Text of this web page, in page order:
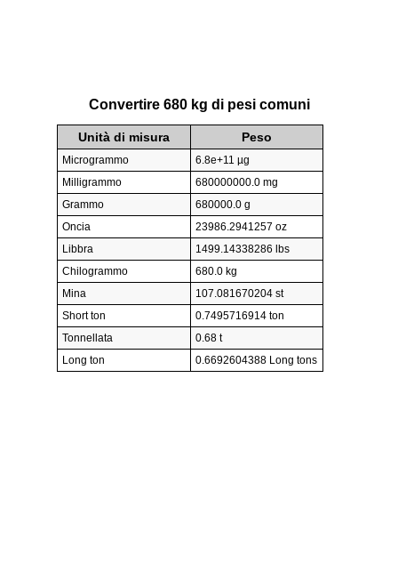
Convertire 680 kg di pesi comuni
Unità di misura Peso
Microgrammo
6.8e+11 µg
Milligrammo
680000000.0 mg
Grammo
680000.0 g
Oncia
23986.2941257 oz
Libbra
1499.14338286 lbs
Chilogrammo
680.0 kg
Mina
107.081670204 st
Short ton
0.7495716914 ton
Tonnellata
0.68 t
Long ton
0.6692604388 Long tons